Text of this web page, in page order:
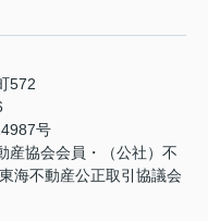
572
号
産協会会員・（公社）不
海不動産公正取引協議会